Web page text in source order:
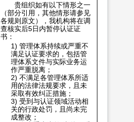
贵组织如有以下情形之一
（部分引用，其他情形请参见
各规则原文），我机构将在调
查核实后5日内暂停认证证
书：
1) 管理体系持续或严重不
满足认证要求的，包括管
理体系文件与实际业务运
作严重脱离；
2) 不满足各管理体系所适
用的法律法规要求，且未
采取有效纠正措施；
3) 受到与认证领域活动相
关的行政处罚，且尚未完
成整改；